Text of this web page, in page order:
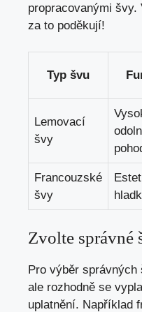
propracovanými
za to poděkují!
Typ švu
Lemovací
švy
Francouzské
švy
Zvolte správné
Pro výběr
ale rozhodně se
uplatnění. Například